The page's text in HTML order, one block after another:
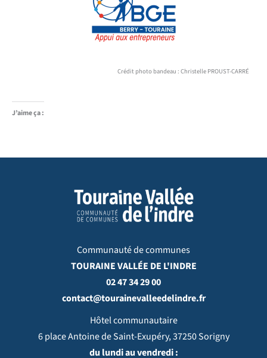
Crédit photo bandeau : Christelle PROUST-CARRÉ
J’aime ça :
Communauté de communes
TOURAINE VALLÉE DE L'INDRE
02 47 34 29 00
contact@tourainevalleedelindre.fr
Hôtel communautaire
6 place Antoine de Saint-Exupéry, 37250 Sorigny
du lundi au vendredi :